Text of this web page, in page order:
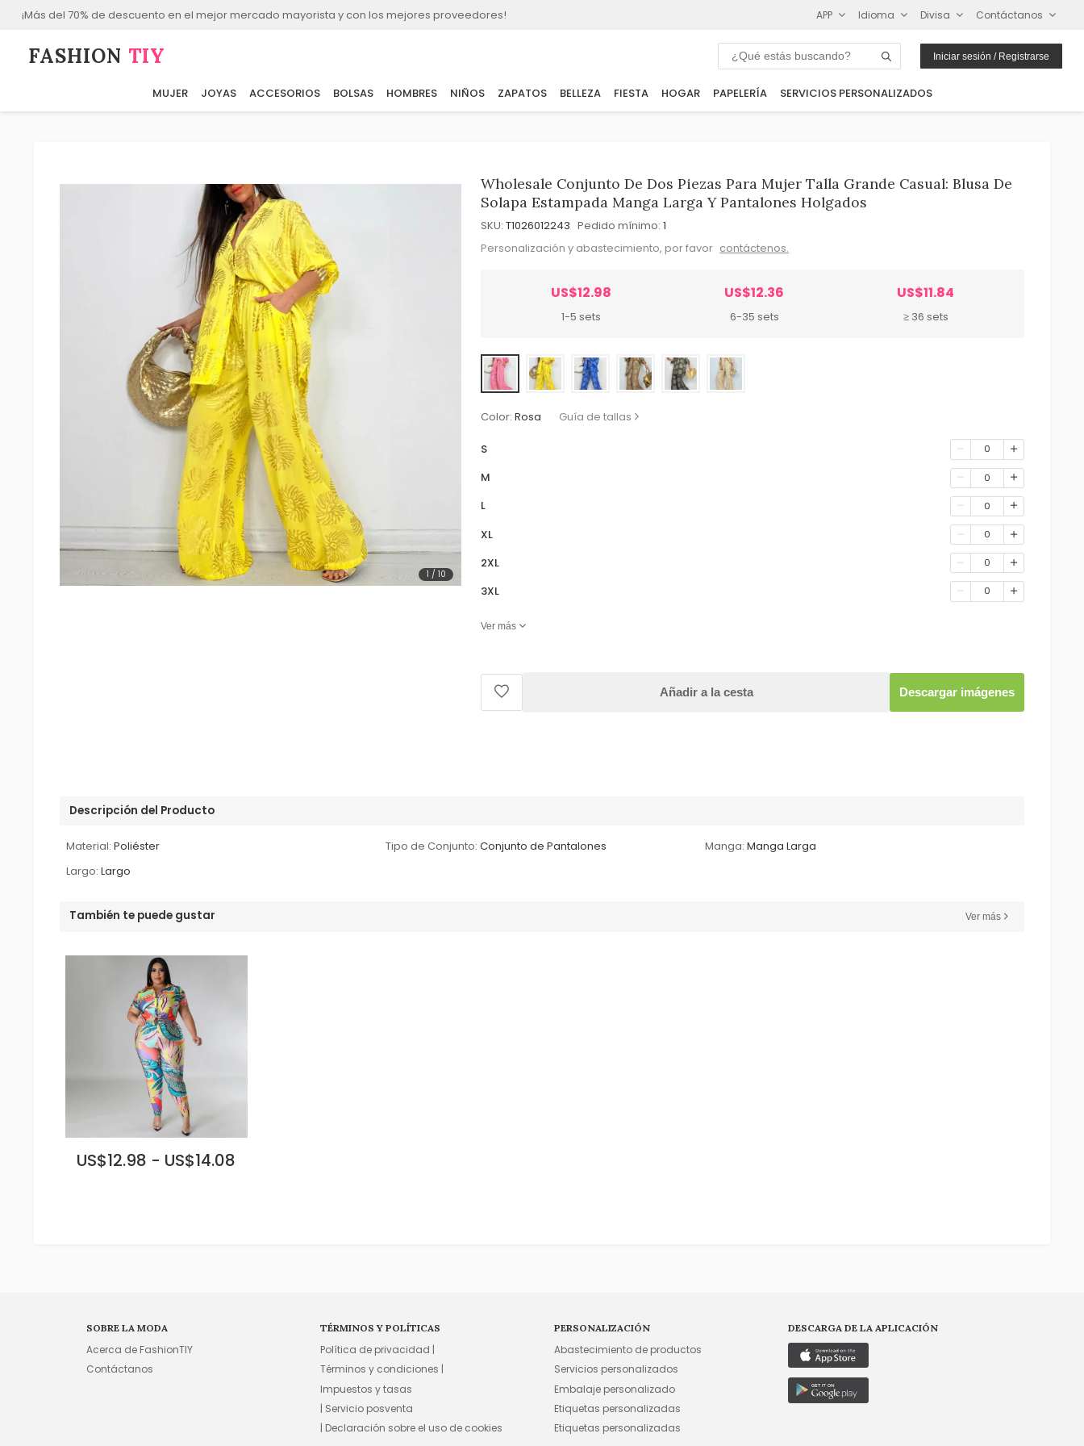
¡Más del 70% de descuento en el mejor mercado mayorista y con los mejores proveedores! APP Idioma Divisa Contáctanos
FASHION⁠ TIY Iniciar sesión / Registrarse
MUJER JOYAS ACCESORIOS BOLSAS HOMBRES NIÑOS ZAPATOS BELLEZA FIESTA HOGAR PAPELERÍA SERVICIOS PERSONALIZADOS
1 / 10
Wholesale Conjunto De Dos Piezas Para Mujer Talla Grande Casual: Blusa De
Solapa Estampada Manga Larga Y Pantalones Holgados
SKU: T1026012243 Pedido mínimo: 1
Personalización y abastecimiento, por favor contáctenos.
US$12.98
1-5 sets
US$12.36
6-35 sets
US$11.84
≥ 36 sets
Color: Rosa Guía de tallas
S 0
M 0
L 0
XL 0
2XL 0
3XL 0
Ver más
Añadir a la cesta Descargar imágenes
Descripción del Producto
Material: Poliéster Tipo de Conjunto: Conjunto de Pantalones Manga: Manga Larga
Largo: Largo
También te puede gustar Ver más
US$12.98 - US$14.08
SOBRE LA MODA
Acerca de FashionTIY
Contáctanos
TÉRMINOS Y POLÍTICAS
Política de privacidad |
Términos y condiciones |
Impuestos y tasas
| Servicio posventa
| Declaración sobre el uso de cookies
PERSONALIZACIÓN
Abastecimiento de productos
Servicios personalizados
Embalaje personalizado
Etiquetas personalizadas
Etiquetas personalizadas
DESCARGA DE LA APLICACIÓN